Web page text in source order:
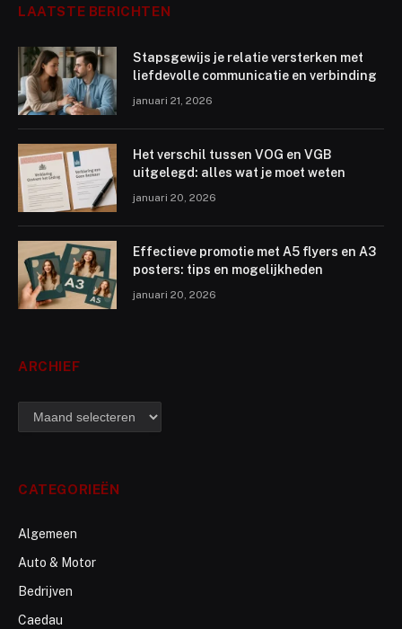
LAATSTE BERICHTEN
Stapsgewijs je relatie versterken met
liefdevolle communicatie en verbinding
januari 21, 2026
Het verschil tussen VOG en VGB
uitgelegd: alles wat je moet weten
januari 20, 2026
Effectieve promotie met A5 flyers en A3
posters: tips en mogelijkheden
januari 20, 2026
ARCHIEF
archief
CATEGORIEËN
Algemeen
Auto & Motor
Bedrijven
Caedau